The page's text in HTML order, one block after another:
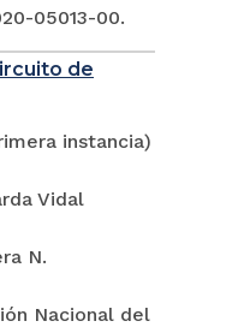
05013-00.
de
instancia)
Vidal
N.
Nacional del